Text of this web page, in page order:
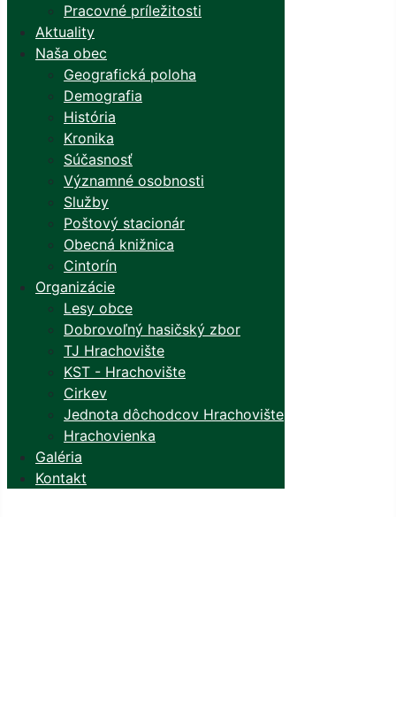
Pracovné príležitosti
Aktuality
Naša obec
Geografická poloha
Demografia
História
Kronika
Súčasnosť
Významné osobnosti
Služby
Poštový stacionár
Obecná knižnica
Cintorín
Organizácie
Lesy obce
Dobrovoľný hasičský zbor
TJ Hrachovište
KST - Hrachovište
Cirkev
Jednota dôchodcov Hrachovište
Hrachovienka
Galéria
Kontakt